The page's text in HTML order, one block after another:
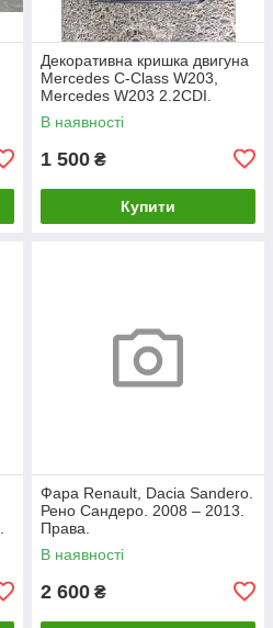
Декоративна кришка двигуна
Mercedes C-Class W203,
Mercedes W203 2.2CDI.
A6460100467.
В наявності
1 500 ₴
Купити
Фара Renault, Dacia Sandero.
Рено Сандеро. 2008 – 2013.
Права.
В наявності
2 600 ₴